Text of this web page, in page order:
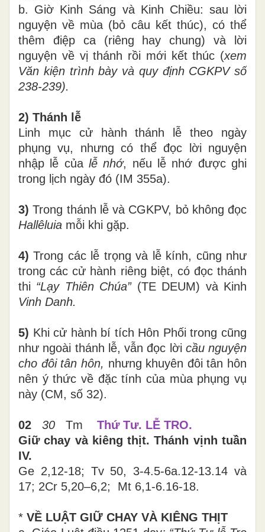
b. Giờ Kinh Sáng và Kinh Chiều: sau lời
nguyện về mùa (bỏ câu kết thúc), có thể
thêm điệp ca (riêng hay chung) và lời
nguyện về vị thánh rồi mới kết thúc (xem
Văn kiện trình bày và quy định CGKPV số
238-239).
2) Thánh lễ
Linh mục cử hành thánh lễ theo ngày
phụng vụ, nhưng có thể đọc lời nguyện
nhập lễ của lễ nhớ, nếu lễ nhớ được ghi
trong lịch ngày đó (IM 355a).
3) Trong thánh lễ và CGKPV, bỏ không đọc
Hallêluia mỗi khi gặp.
4) Trong các lễ trọng và lễ kính, cũng như
trong các cử hành riêng biệt, có đọc thánh
thi “Lạy Thiên Chúa” (TE DEUM) và Kinh
Vinh Danh.
5) Khi cử hành bí tích Hôn Phối trong cũng
như ngoài thánh lễ, vẫn đọc lời cầu nguyện
cho đôi tân hôn, nhưng khuyên đôi tân hôn
nên ý thức về đặc tính của mùa phụng vụ
này (CM, số 32).
02 30 Tm Thứ Tư. LỄ TRO.
Giữ chay và kiêng thịt. Thánh vịnh tuần
IV.
Ge 2,12-18; Tv 50, 3-4.5-6a.12-13.14 và
17; 2Cr 5,20–6,2; Mt 6,1-6.16-18.
* VỀ LUẬT GIỮ CHAY VÀ KIÊNG THỊT